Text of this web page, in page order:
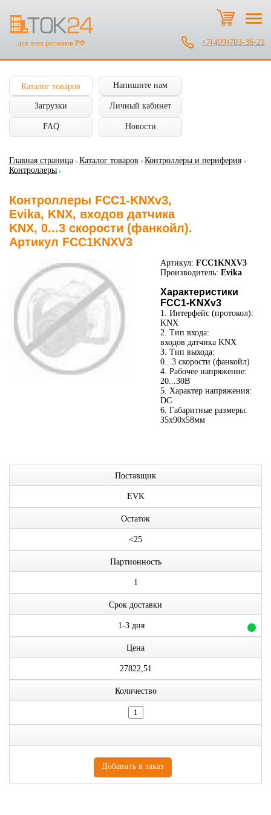
для всех регионов РФ +7(499)703-36-21
Каталог товаров Напишите нам
Загрузки Личный кабинет
FAQ Новости
Главная страница Каталог товаров
Контроллеры и периферия
Контроллеры
Контроллеры FCC1-KNXv3,
Evika, KNX, входов датчика
KNX, 0...3 скорости (фанкойл).
Артикул FCC1KNXV3
Артикул: FCC1KNXV3
Производитель: Evika
Характеристики
FCC1-KNXv3
1. Интерфейс (протокол):
KNX
2. Тип входа:
входов датчика KNX
3. Тип выхода:
0...3 скорости (фанкойл)
4. Рабочее напряжение:
20...30В
5. Характер напряжения:
DC
6. Габаритные размеры:
35x90x58мм
Поставщик
EVK
Остаток
<25
Партионность
1
Срок доставки
1-3 дня
Цена
27822,51
Количество